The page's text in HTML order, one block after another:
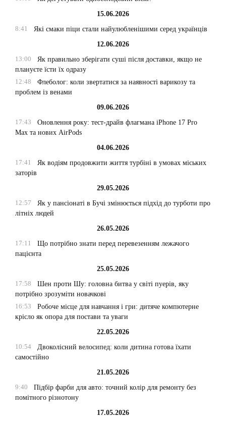
15.06.2026
8:41
Які смаки піци стали найулюбленішими серед українців
12.06.2026
13:00
Як правильно зберігати суші після доставки, якщо не
плануєте їсти їх одразу
12:48
Флеболог: коли звертатися за наявності варикозу та
проблем із венами
09.06.2026
17:43
Оновлення року: тест-драйв флагмана iPhone 17 Pro
Max та нових AirPods
04.06.2026
17:41
Як водіям продовжити життя турбіні в умовах міських
заторів
29.05.2026
12:57
Як у пансіонаті в Бучі змінюється підхід до турботи про
літніх людей
26.05.2026
17:11
Що потрібно знати перед перевезенням лежачого
пацієнта
25.05.2026
17:58
Шен проти Шу: головна битва у світі пуерів, яку
потрібно зрозуміти новачкові
16:53
Робоче місце для навчання і гри: дитяче компютерне
крісло як опора для постави та уваги
22.05.2026
10:54
Двоколісний велосипед: коли дитина готова їхати
самостійно
21.05.2026
9:40
Підбір фарби для авто: точний колір для ремонту без
помітного різнотону
17.05.2026